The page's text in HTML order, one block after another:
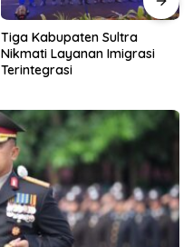
Tiga Kabupaten Sultra
Nikmati Layanan Imigrasi
Terintegrasi